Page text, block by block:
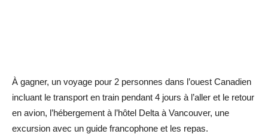
À gagner, un voyage pour 2 personnes dans l’ouest Canadien
incluant le transport en train pendant 4 jours à l’aller et le retour
en avion, l’hébergement à l’hôtel Delta à Vancouver, une
excursion avec un guide francophone et les repas.